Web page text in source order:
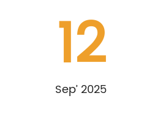
12
Sep’ 2025